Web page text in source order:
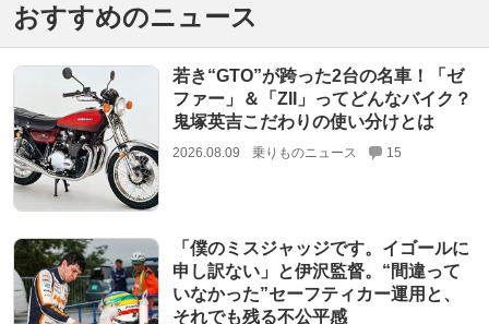
おすすめのニュース
若き“GTO”が跨った2台の名車！「ゼ
ファー」＆「ZII」ってどんなバイク？
鬼塚英吉こだわりの使い分けとは
2026.08.09 乗りものニュース 15
「僕のミスジャッジです。イゴールに
申し訳ない」と伊沢監督。“間違って
いなかった”セーフティカー運用と、
それでも残る不公平感